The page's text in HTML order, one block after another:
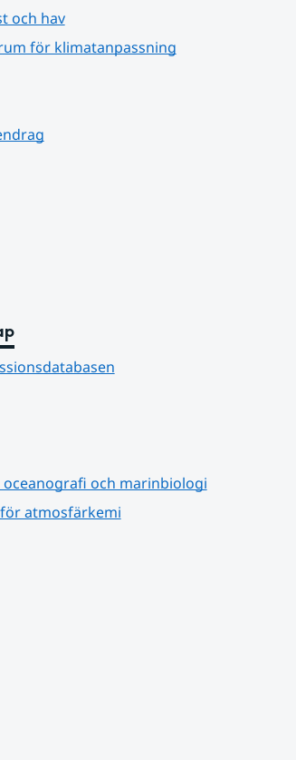
och hav
för klimatanpassning
till annan webbplats.
oceanografi och marinbiologi
atmosfärkemi
annan webbplats.
till annan webbplats.